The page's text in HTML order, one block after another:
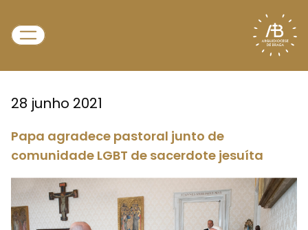
28 junho 2021
Papa agradece pastoral junto de
comunidade LGBT de sacerdote jesuíta